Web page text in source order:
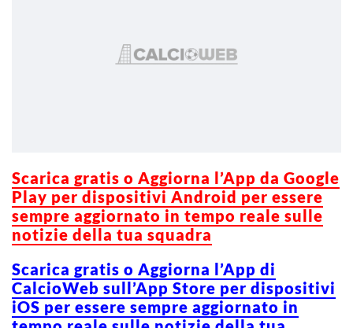
Scarica gratis o Aggiorna l’App da Google
Play per dispositivi Android per essere
sempre aggiornato in tempo reale sulle
notizie della tua squadra
Scarica gratis o Aggiorna l’App di
CalcioWeb sull’App Store per dispositivi
iOS per essere sempre aggiornato in